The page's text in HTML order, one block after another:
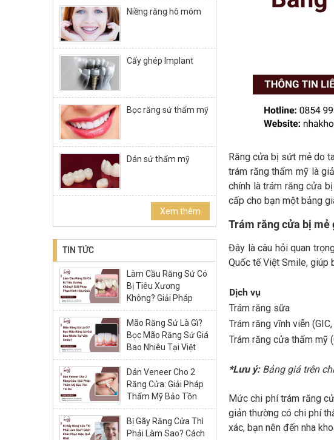
Niềng răng hô móm
Cấy ghép Implant
Bọc răng sứ thẩm mỹ
Dán sứ thẩm mỹ
Xem thêm
TIN TỨC
Làm Cầu Răng Sứ Có
Bị Tiêu Xương
Không? Giải Pháp
Phục Hình Hiệu Quả
Mão Răng Sứ Là Gì?
Bọc Mão Răng Sứ Giá
Bao Nhiêu Tại Việt
Smile?
Dán Veneer Cho 2
Răng Cửa: Giải Pháp
Thẩm Mỹ Bảo Tồn
Tối Đa
Bị Gãy Răng Cửa Thì
Phải Làm Sao? Cách
Răng cửa bị sứt mẻ do
trám răng thẩm mỹ là
chính là trám răng cửa
cấp cho bạn một bảng
Trám răng cửa bị mẻ
Đây là câu hỏi quan
Quốc tế Việt Smile, giúp
Dịch vụ
Trám răng sữa
Trám răng vĩnh viễn
Trám răng cửa thẩm mỹ
*Lưu ý: Bảng giá trên
Mức chi phí trám răng
giản thường có chi phí
xác, bạn nên đến nha